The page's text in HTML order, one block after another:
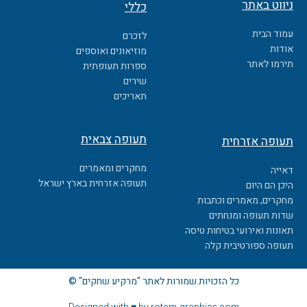
ניווט באתר
עמוד הבית
אודות
תירמו לאתר
כללי
לזכרם
מוזיאונים ואוספים
ספרות תעופתית
שירים
תאריכים
תעופה אזרחית
דאייה
היכן הם היום
מחקרים, מאמרים וכתבות
שדות תעופה ומנחתים
תאונות ואירועי בטיחות טיסה
תעופה ספורטיבית קלה
תעופה צבאית
מחקרים ומאמרים
תעופה אזרחית בארץ ישראל
כל הזכויות שמורות לאתר "מרקיע שחקים" ©